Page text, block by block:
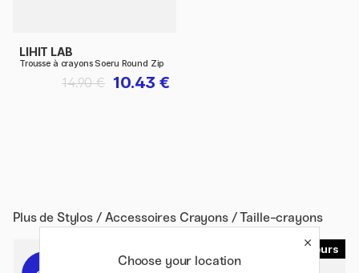
LIHIT LAB
Trousse à crayons Soeru Round Zip
10.43 €
14.90 €
Plus de Stylos / Accessoires Crayons / Taille-crayons
Choose your location